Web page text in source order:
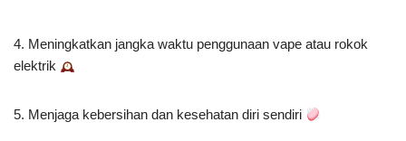
4. Meningkatkan jangka waktu penggunaan vape atau rokok
elektrik
5. Menjaga kebersihan dan kesehatan diri sendiri